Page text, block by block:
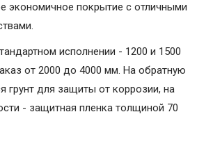
экономичное покрытие с отличными
исполнении - 1200 и 1500
от 2000 до 4000 мм. На обратную
грунт для защиты от коррозии, на
- защитная пленка толщиной 70